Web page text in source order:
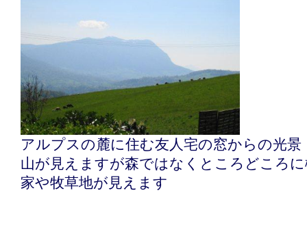
アルプスの麓に住む友人宅の窓からの光景
山が見えますが森ではなくところどころ
家や牧草地が見えます